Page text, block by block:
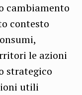
cambiamento
contesto
le azioni
strategico
utili